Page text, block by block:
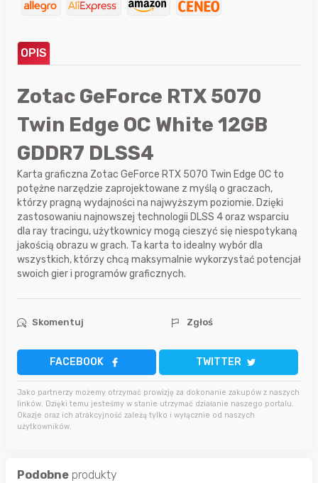
OPIS
Zotac GeForce RTX 5070
Twin Edge OC White 12GB
GDDR7 DLSS4
Karta graficzna Zotac GeForce RTX 5070 Twin Edge OC to
potężne narzędzie zaprojektowane z myślą o graczach,
którzy pragną wydajności na najwyższym poziomie. Dzięki
zastosowaniu najnowszej technologii DLSS 4 oraz wsparciu
dla ray tracingu, użytkownicy mogą cieszyć się niespotykaną
jakością obrazu w grach. Ta karta to idealny wybór dla
wszystkich, którzy chcą maksymalnie wykorzystać potencjał
swoich gier i programów graficznych.
Skomentuj Zgłoś
FACEBOOK TWITTER
Jako partnerzy możemy otrzymać prowizję za dokonanie zakupów z naszych
linków. Dzięki temu jesteśmy w stanie utrzymać działanie naszego portalu.
Okazje oraz ich atrakcyjność zależą tylko i wyłącznie od naszych
użytkowników.
Podobne produkty